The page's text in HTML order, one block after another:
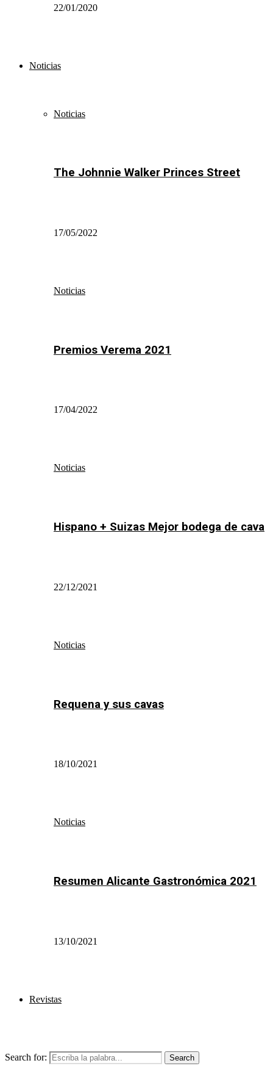
22/01/2020
Noticias
Noticias
The Johnnie Walker Princes Street
17/05/2022
Noticias
Premios Verema 2021
17/04/2022
Noticias
Hispano + Suizas Mejor bodega de cava
22/12/2021
Noticias
Requena y sus cavas
18/10/2021
Noticias
Resumen Alicante Gastronómica 2021
13/10/2021
Revistas
Search for: Search